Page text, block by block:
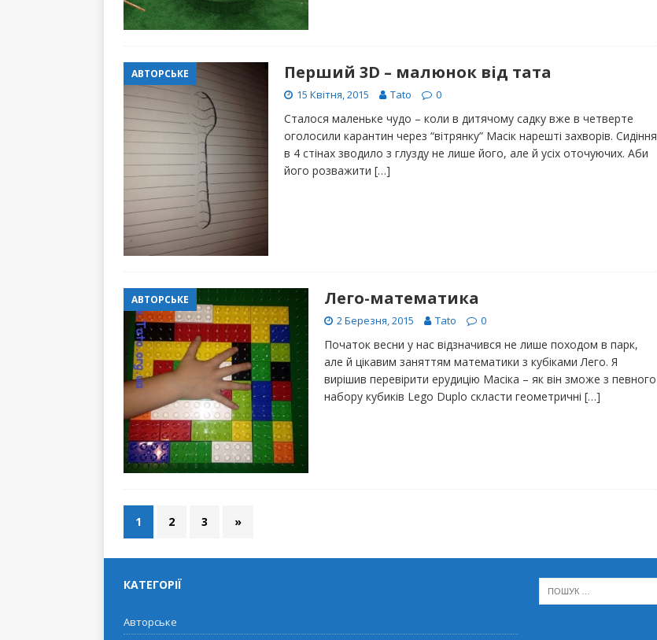
АВТОРСЬКЕ Перший 3D – малюнок від тата
15 Квітня, 2015 Tato 0
Сталося маленьке чудо – коли в дитячому садку вже в четверте
оголосили карантин через “вітрянку” Масік нарешті захворів. Сидіння
в 4 стінах зводило з глузду не лише його, але й усіх оточуючих. Аби
його розважити […]
АВТОРСЬКЕ Лего-математика
2 Березня, 2015 Tato 0
Початок весни у нас відзначився не лише походом в парк,
але й цікавим заняттям математики з кубіками Лего. Я
вирішив перевірити ерудицію Масіка – як він зможе з певного
набору кубиків Lego Duplo скласти геометричні […]
1 2 3 »
КАТЕГОРІЇ
Авторське